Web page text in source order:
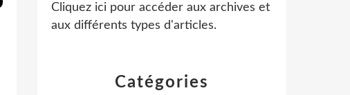
Catégories
Cliquez ici pour accéder aux archives et
aux différents types d'articles.